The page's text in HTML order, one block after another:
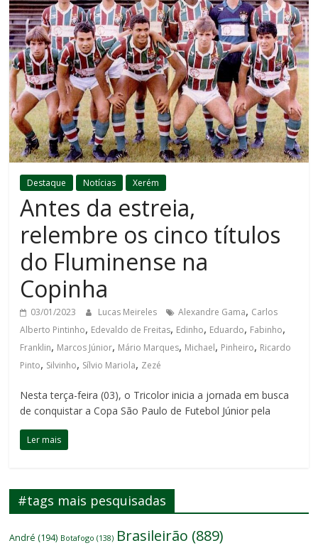
Destaque Notícias Xerém
Antes da estreia,
relembre os cinco títulos
do Fluminense na
Copinha
03/01/2023 Lucas Meireles Alexandre Gama, Carlos
Alberto Pintinho, Edevaldo de Freitas, Edinho, Eduardo, Fabinho,
Franklin, Marcos Júnior, Mário Marques, Michael, Pinheiro, Ricardo
Pinto, Silvinho, Sílvio Mariola, Zezé
Nesta terça-feira (03), o Tricolor inicia a jornada em busca
de conquistar a Copa São Paulo de Futebol Júnior pela
Ler mais
#tags mais pesquisadas
André (194) Botafogo (138) Brasileirão (889)